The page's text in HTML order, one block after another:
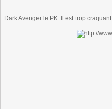
Dark Avenger le PK. Il est trop